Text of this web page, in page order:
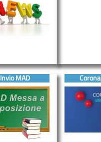
Invio MAD